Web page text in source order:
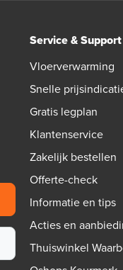
Service & Support
Vloerverwarming
Snelle
Gratis legplan
Klantenservice
Zakelijk bestellen
Offerte-check
Informatie en tips
Acties en
Thuiswinkel